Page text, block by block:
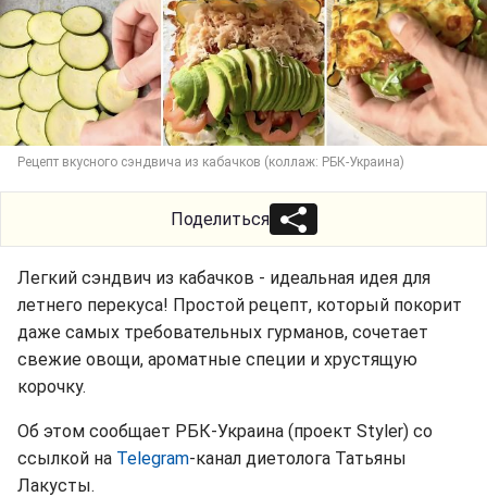
Рецепт вкусного сэндвича из кабачков (коллаж: РБК-Украина)
Поделиться
Легкий сэндвич из кабачков - идеальная идея для
летнего перекуса! Простой рецепт, который покорит
даже самых требовательных гурманов, сочетает
свежие овощи, ароматные специи и хрустящую
корочку.
Об этом сообщает РБК-Украина (проект Styler) со
ссылкой на Telegram-канал диетолога Татьяны
Лакусты.